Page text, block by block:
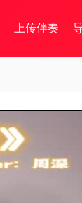
上传伴奏